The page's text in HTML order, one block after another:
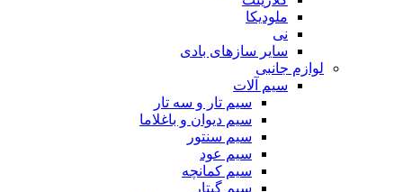
ملودیکا
نی
سایر سازهای بادی
لوازم جانبی
سیم آلات
سیم تار و سه تار
سیم دیوان و باغلاما
سیم سنتور
سیم عود
سیم کمانچه
سیم گیتار